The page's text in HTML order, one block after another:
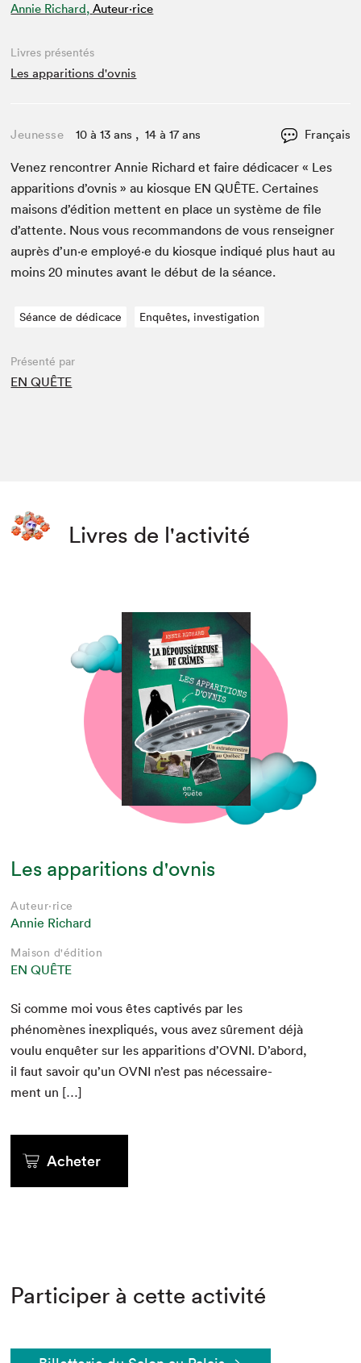
Annie Richard, Auteur·rice
Livres présentés
Les apparitions d'ovnis
Jeunesse 10 à 13 ans , 14 à 17 ans Français
Venez ren­con­tr­er Annie Richard et faire dédi­cac­er « Les
appari­tions d’ov­nis » au kiosque EN QUÊTE. Cer­taines
maisons d’édi­tion met­tent en place un sys­tème de file
d’at­tente. Nous vous recom­man­dons de vous ren­seign­er
auprès d’un·e employé·e du kiosque indiqué plus haut au
moins20 min­utes avant le début de la séance.
Séance de dédicace Enquêtes, investigation
Présenté par
EN QUÊTE
Livres de l'activité
Les apparitions d'ovnis
Auteur·rice
Annie Richard
Maison d'édition
EN QUÊTE
Si comme moi vous êtes cap­tivés par les
phénomènes inex­pliqués, vous avez sûre­ment déjà
voulu enquêter sur les appari­tions d’OVNI. D’abord,
il faut savoir qu’unOVNI n’est pas néces­saire­
ment un […]
Acheter
Participer à cette activité